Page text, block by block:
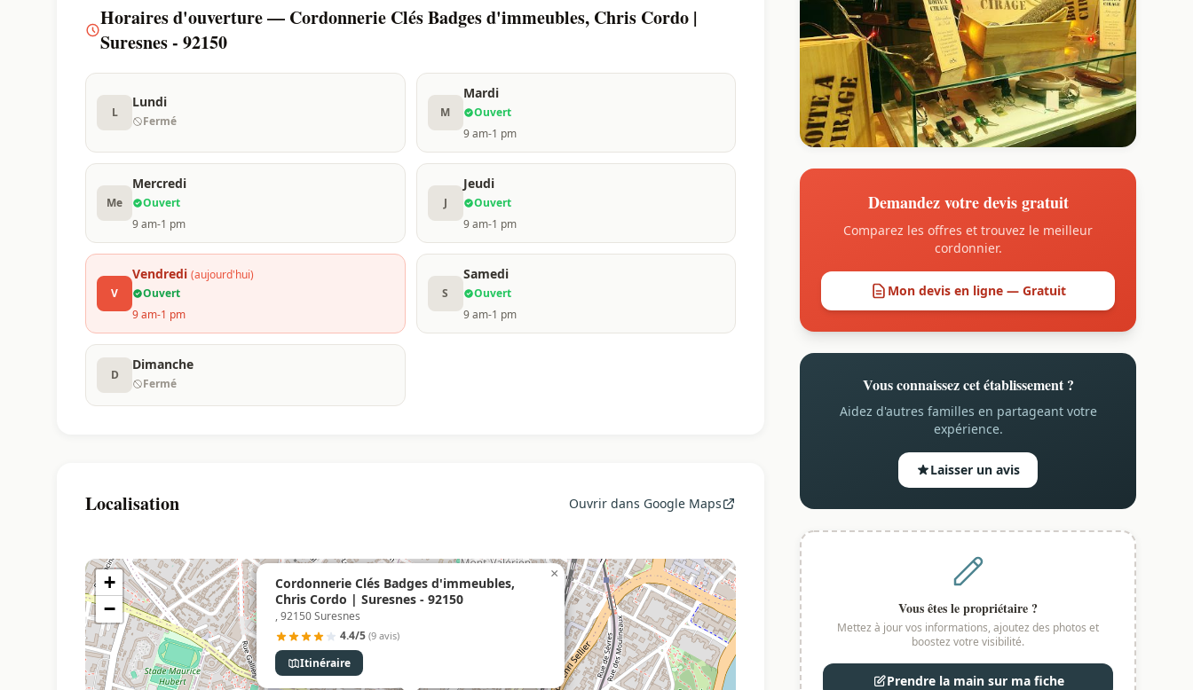
Horaires d'ouverture — Cordonnerie Clés Badges d'immeubles, Chris Cordo |
Suresnes - 92150
L
Lundi
Fermé
M
Mardi
Ouvert
9 am-1 pm
Me
Mercredi
Ouvert
9 am-1 pm
J
Jeudi
Ouvert
9 am-1 pm
V
Vendredi (aujourd'hui)
Ouvert
9 am-1 pm
S
Samedi
Ouvert
9 am-1 pm
D
Dimanche
Fermé
Localisation Ouvrir dans Google Maps
Cordonnerie Clés Badges d'immeubles,
Chris Cordo | Suresnes - 92150
, 92150 Suresnes
4.4/5 (9 avis)
Itinéraire
×
+
−
Demandez votre devis gratuit
Comparez les offres et trouvez le meilleur
cordonnier.
Mon devis en ligne — Gratuit
Vous connaissez cet établissement ?
Aidez d'autres familles en partageant votre
expérience.
Laisser un avis
Vous êtes le propriétaire ?
Mettez à jour vos informations, ajoutez des photos et
boostez votre visibilité.
Prendre la main sur ma fiche